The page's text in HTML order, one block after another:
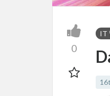
0
IT